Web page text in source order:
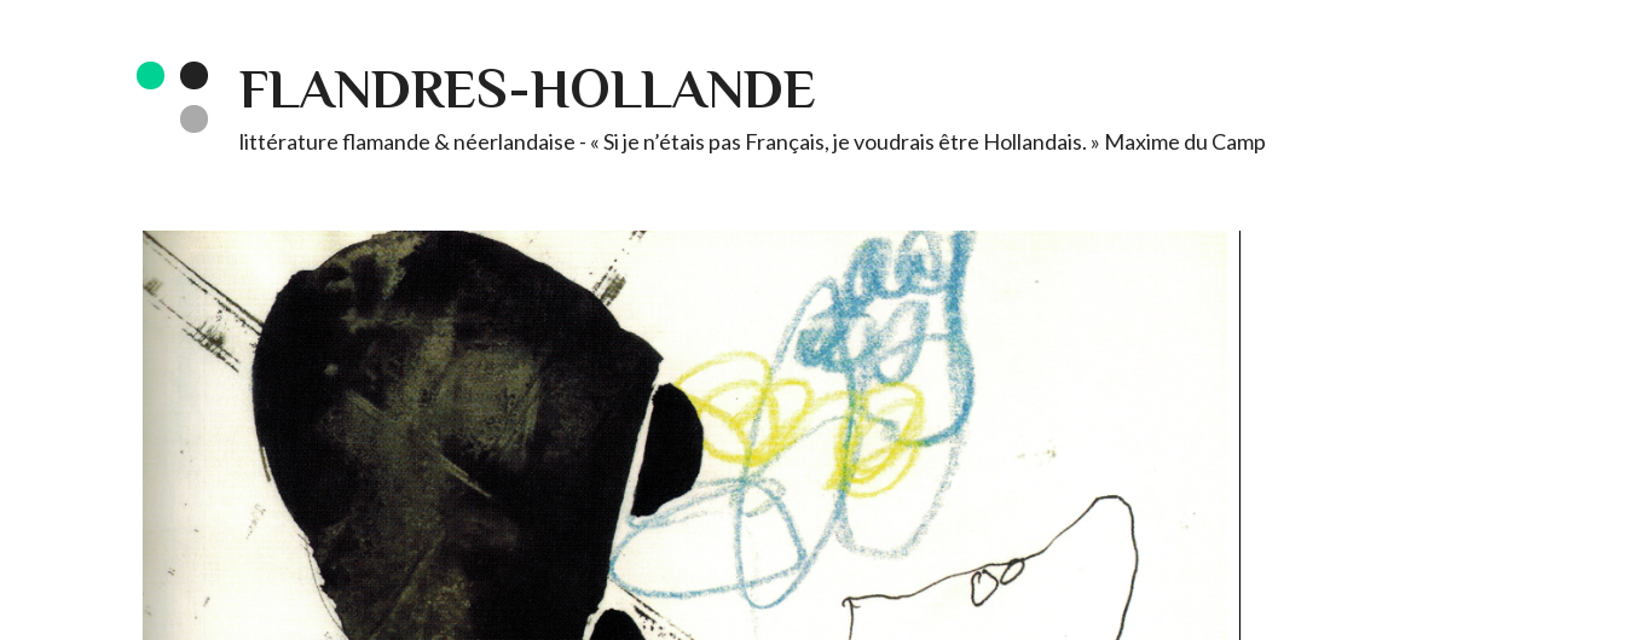
FLANDRES-HOLLANDE
littérature flamande & néerlandaise - « Si je n’étais pas Français, je voudrais être Hollandais. » Maxime du Camp